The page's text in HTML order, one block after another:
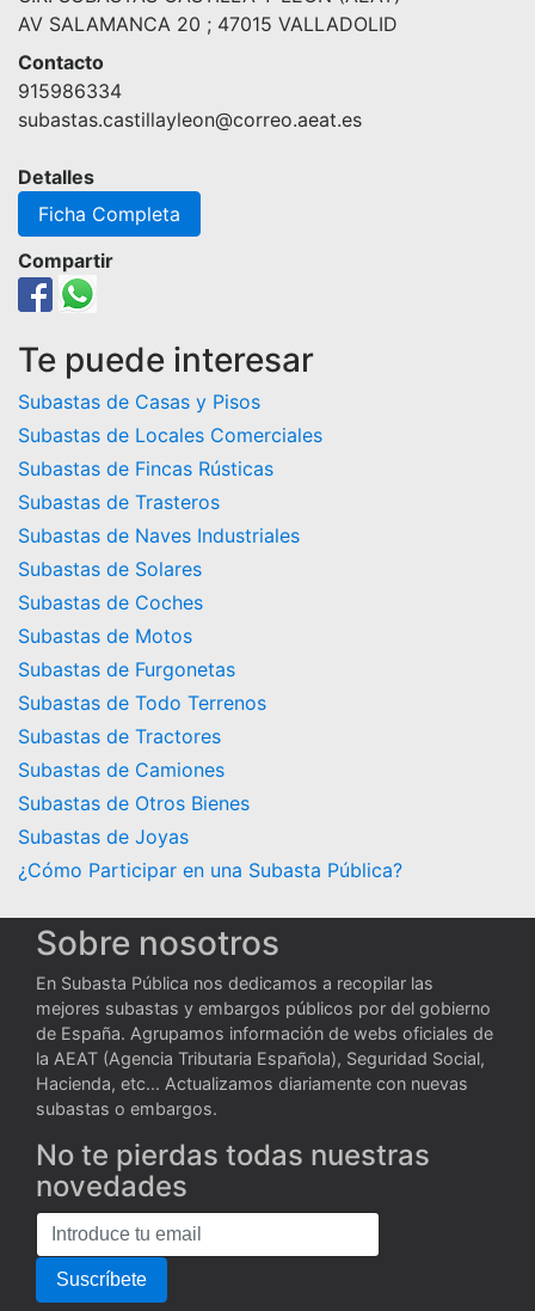
AV SALAMANCA 20 ; 47015 VALLADOLID
Contacto
915986334
subastas.castillayleon@correo.aeat.es
Detalles
Ficha Completa
Compartir
Te puede interesar
Subastas de Casas y Pisos
Subastas de Locales Comerciales
Subastas de Fincas Rústicas
Subastas de Trasteros
Subastas de Naves Industriales
Subastas de Solares
Subastas de Coches
Subastas de Motos
Subastas de Furgonetas
Subastas de Todo Terrenos
Subastas de Tractores
Subastas de Camiones
Subastas de Otros Bienes
Subastas de Joyas
¿Cómo Participar en una Subasta Pública?
Sobre nosotros
En Subasta Pública nos dedicamos a recopilar las
mejores subastas y embargos públicos por del gobierno
de España. Agrupamos información de webs oficiales de
la AEAT (Agencia Tributaria Española), Seguridad Social,
Hacienda, etc... Actualizamos diariamente con nuevas
subastas o embargos.
No te pierdas todas nuestras
novedades
Suscríbete